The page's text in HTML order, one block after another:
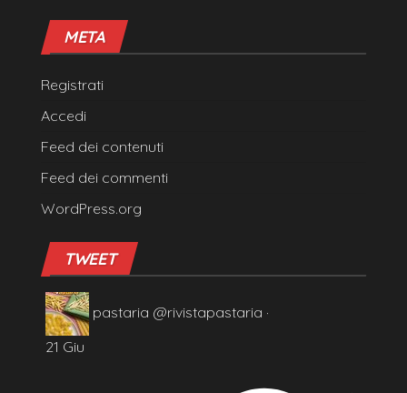
META
Registrati
Accedi
Feed dei contenuti
Feed dei commenti
WordPress.org
TWEET
pastaria @rivistapastaria ·
21 Giu